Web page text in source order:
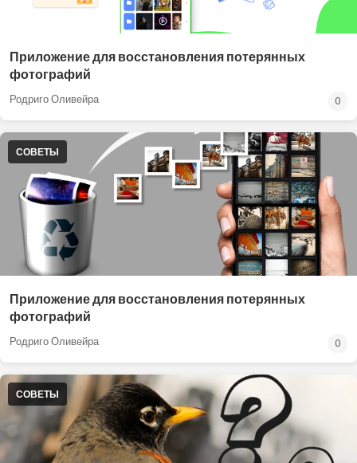
Приложение для восстановления потерянных
фотографий
Родриго Оливейра 0
СОВЕТЫ
Приложение для восстановления потерянных
фотографий
Родриго Оливейра 0
СОВЕТЫ